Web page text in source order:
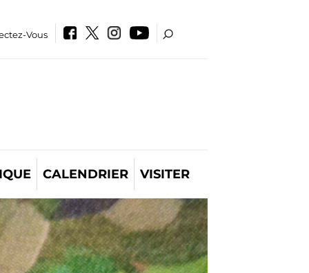
Vous
CALENDRIER VISITER